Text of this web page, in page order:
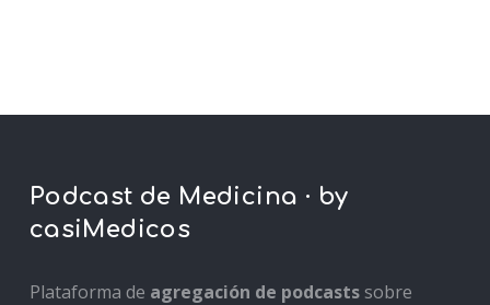
Podcast de Medicina · by
casiMedicos
Plataforma de agregación de podcastssobre